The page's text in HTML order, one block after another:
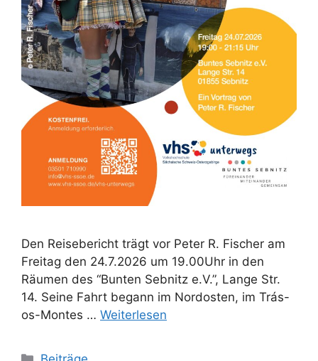
Den Reisebericht trägt vor Peter R. Fischer am
Freitag den 24.7.2026 um 19.00Uhr in den
Räumen des “Bunten Sebnitz e.V.”, Lange Str.
14. Seine Fahrt begann im Nordosten, im Trás-
os-Montes … Weiterlesen
Kategorien